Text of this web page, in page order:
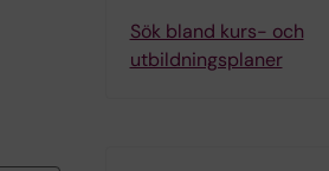
Sök bland kurs- och
utbildningsplaner